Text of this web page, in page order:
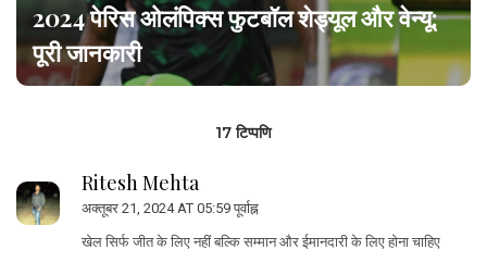
2024 पेरिस ओलंपिक्स फुटबॉल शेड्यूल और वेन्यू:
पूरी जानकारी
17 टिप्पणि
Ritesh Mehta
अक्तूबर 21, 2024 AT 05:59 पूर्वाह्न
खेल सिर्फ जीत के लिए नहीं बल्कि सम्मान और ईमानदारी के लिए होना चाहिए